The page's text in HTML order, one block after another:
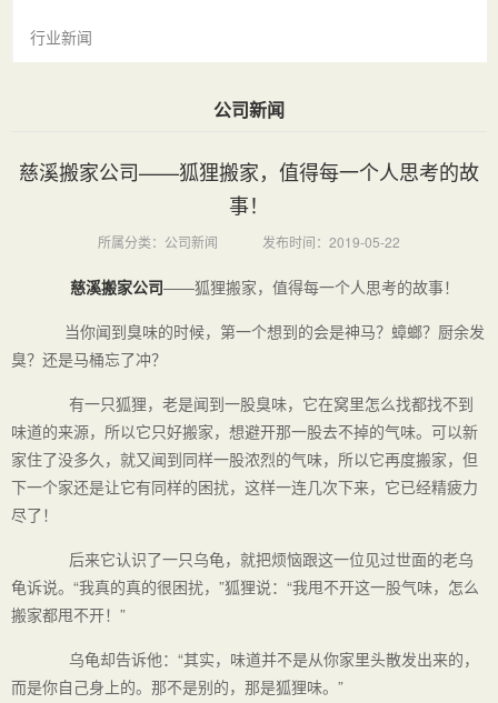
行业新闻
公司新闻
慈溪搬家公司——狐狸搬家，值得每一个人思考的故
事！
所属分类：公司新闻 发布时间：2019-05-22
慈溪搬家公司——狐狸搬家，值得每一个人思考的故事！
当你闻到臭味的时候，第一个想到的会是神马？蟑螂？厨余发
臭？还是马桶忘了冲？
有一只狐狸，老是闻到一股臭味，它在窝里怎么找都找不到
味道的来源，所以它只好搬家，想避开那一股去不掉的气味。可以新
家住了没多久，就又闻到同样一股浓烈的气味，所以它再度搬家，但
下一个家还是让它有同样的困扰，这样一连几次下来，它已经精疲力
尽了！
后来它认识了一只乌龟，就把烦恼跟这一位见过世面的老乌
龟诉说。“我真的真的很困扰，”狐狸说：“我甩不开这一股气味，怎么
搬家都甩不开！”
乌龟却告诉他：“其实，味道并不是从你家里头散发出来的，
而是你自己身上的。那不是别的，那是狐狸味。”